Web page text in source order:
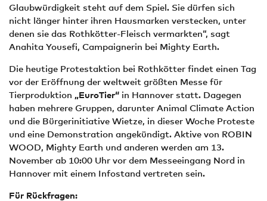
Glaubwürdigkeit steht auf dem Spiel. Sie dürfen sich
nicht länger hinter ihren Hausmarken verstecken, unter
denen sie das Rothkötter-Fleisch vermarkten“, sagt
Anahita Yousefi, Campaignerin bei Mighty Earth.
Die heutige Protestaktion bei Rothkötter findet einen Tag
vor der Eröffnung der weltweit größten Messe für
Tierproduktion „EuroTier“ in Hannover statt. Dagegen
haben mehrere Gruppen, darunter Animal Climate Action
und die Bürgerinitiative Wietze, in dieser Woche Proteste
und eine Demonstration angekündigt. Aktive von ROBIN
WOOD, Mighty Earth und anderen werden am 13.
November ab 10:00 Uhr vor dem Messeeingang Nord in
Hannover mit einem Infostand vertreten sein.
Für Rückfragen: